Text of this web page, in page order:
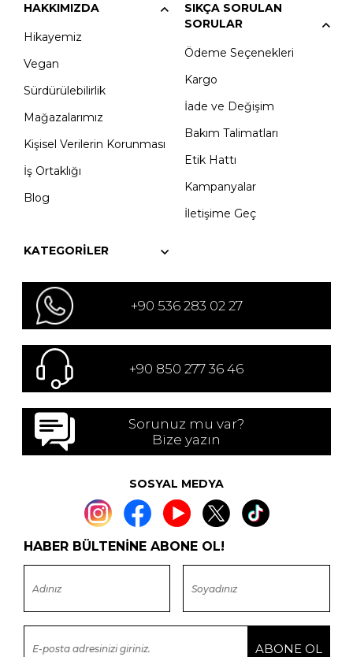
HAKKIMIZDA
Hikayemiz
Vegan
Sürdürülebilirlik
Mağazalarımız
Kişisel Verilerin Korunması
İş Ortaklığı
Blog
SIKÇA SORULAN
SORULAR
Ödeme Seçenekleri
Kargo
İade ve Değişim
Bakım Talimatları
Etik Hattı
Kampanyalar
İletişime Geç
KATEGORILER
+90 536 283 02 27
+90 850 277 36 46
Sorunuz mu var?
Bize yazın
SOSYAL MEDYA
HABER BÜLTENİNE ABONE OL!